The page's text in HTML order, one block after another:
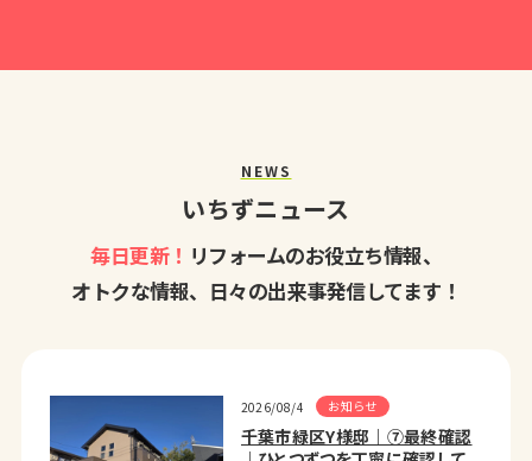
NEWS
いちずニュース
毎日更新！ リフォームのお役立ち情報、
オトクな情報、日々の出来事発信してます！
2026/08/4 お知らせ
千葉市緑区Y様邸｜⑦最終確認